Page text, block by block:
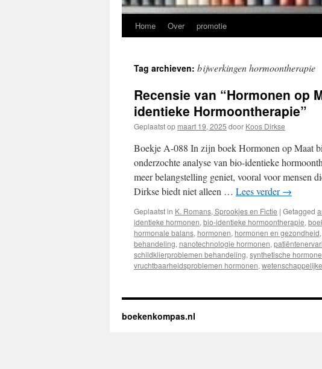
Home Over promotie
Tag archieven: bijwerkingen hormoontherapie
Recensie van “Hormonen op
identieke Hormoontherapie”
Geplaatst op maart 19, 2025 door Koos Dirkse
Boekje A-088 In zijn boek Hormonen op Maat
onderzochte analyse van bio-identieke
meer belangstelling geniet, vooral voor mensen
Dirkse biedt niet alleen … Lees verder→
Geplaatst in K. Romans, Sprookjes en Fictie | Getagged
identieke hormonen, bio-identieke hormoontherapie,
hormonale balans, hormonen, hormonen en gezondheid,
behandeling, nanotechnologie hormonen,
schildklierproblemen behandeling, synthetische
vruchtbaarheidsproblemen hormonen,
boekenkompas.nl